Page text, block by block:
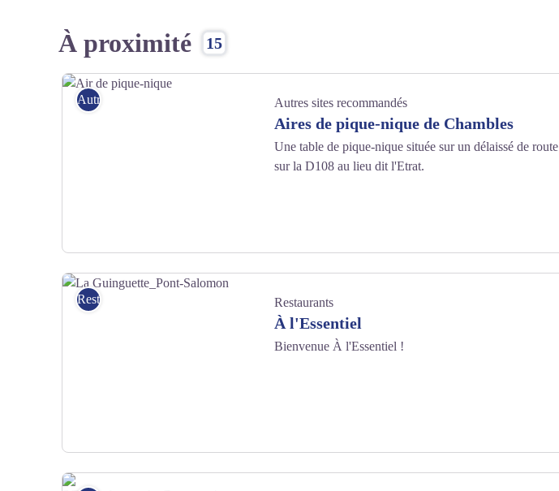
À proximité 15
Autres sites recommandés Autres sites recommandés
Aires de pique-nique de Chambles
Une table de pique-nique située sur un délaissé de route
sur la D108 au lieu dit l'Etrat.
Restaurants Restaurants
À l'Essentiel
Bienvenue À l'Essentiel !